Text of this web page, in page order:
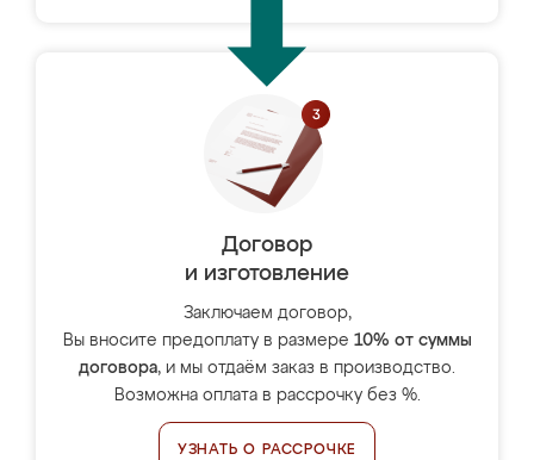
Договор
и изготовление
Заключаем договор,
Вы вносите предоплату в размере 10% от суммы
договора, и мы отдаём заказ в производство.
Возможна оплата в рассрочку без %.
УЗНАТЬ О РАССРОЧКЕ